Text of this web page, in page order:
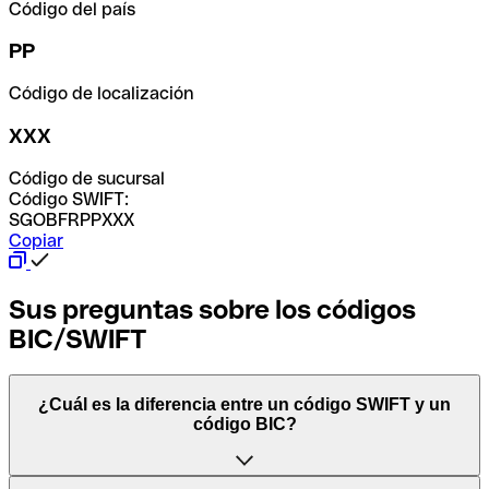
Código del país
PP
Código de localización
XXX
Código de sucursal
Código SWIFT:
SGOBFRPPXXX
Copiar
Sus preguntas sobre los códigos
BIC/SWIFT
¿Cuál es la diferencia entre un código SWIFT y un
código BIC?